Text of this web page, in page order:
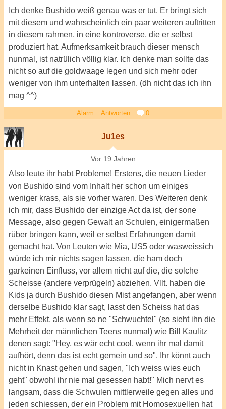
Ich denke Bushido weiß genau was er tut. Er bringt sich
mit diesem und wahrscheinlich ein paar weiteren auftritten
in diesem rahmen, in eine kontroverse, die er selbst
produziert hat. Aufmerksamkeit brauch dieser mensch
nunmal, ist natrülich völlig klar. Ich denke man sollte das
nicht so auf die goldwaage legen und sich mehr oder
weniger von ihm unterhalten lassen. (dh nicht das ich ihn
mag ^^)
Alarm Antworten 0
Ju1es
Vor 19 Jahren
Also leute ihr habt Probleme! Erstens, die neuen Lieder
von Bushido sind vom Inhalt her schon um einiges
weniger krass, als sie vorher waren. Des Weiteren denk
ich mir, dass Bushido der einzige Act da ist, der sone
Message, also gegen Gewalt an Schulen, einigermaßen
rüber bringen kann, weil er selbst Erfahrungen damit
gemacht hat. Von Leuten wie Mia, US5 oder wasweissich
würde ich mir nichts sagen lassen, die ham doch
garkeinen Einfluss, vor allem nicht auf die, die solche
Scheisse (andere verprügeln) abziehen. Vllt. haben die
Kids ja durch Bushido diesen Mist angefangen, aber wenn
derselbe Bushido klar sagt, lasst den Scheiss hat das
mehr Effekt, als wenn so ne "Schwuchtel" (so sieht ihn die
Mehrheit der männlichen Teens nunmal) wie Bill Kaulitz
denen sagt: "Hey, es wär echt cool, wenn ihr mal damit
aufhört, denn das ist echt gemein und so". Ihr könnt auch
nicht in Knast gehen und sagen, "Ich weiss wies euch
geht" obwohl ihr nie mal gesessen habt!" Mich nervt es
langsam, dass die Schwulen mittlerweile gegen alles und
jeden schiessen, der ein Problem mit Homosexuellen hat